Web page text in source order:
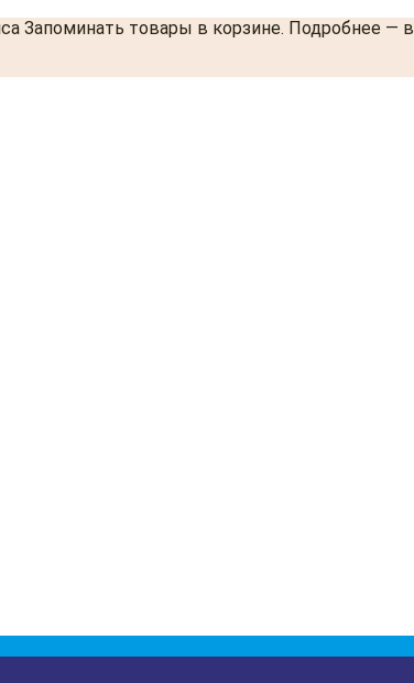
Запоминать товары в корзине. Подробнее — в